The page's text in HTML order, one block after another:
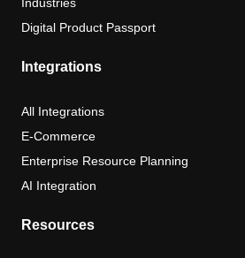
Digital Product Passport
Integrations
All Integrations
E-Commerce
Enterprise Resource Planning
AI Integration
Resources